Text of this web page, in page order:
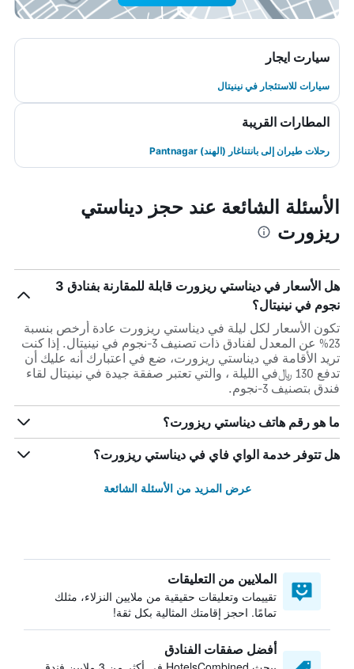
سيارت ايجار
سيارات للاستئجار في نينيتال
المطارات القريبة
رحلات طيران إلى بانتناغار (الهند) Pantnagar
الأسئلة الشائعة عند حجز ديناستي
ريزورت
هل الأسعار في ديناستي ريزورت قابلة للمقارنة بفنادق 3
نجوم في نينيتال؟
تكون الأسعار لكل ليلة في ديناستي ريزورت عادة أرخص بنسبة
23% عن المعدل لفنادق ذات تصنيف 3-نجوم في نينيتال. إذا كنت
تريد الأقامة في ديناستي ريزورت، ضع في اعتبارك أنه عليك أن
تدفع 130 ﷼في الليلة ، والتي تعتبر صفقة جيدة في نينيتال لقاء
فندق بتصنيف 3-نجوم.
ما هو رقم هاتف ديناستي ريزورت؟
هل تتوفر خدمة الواي فاي في ديناستي ريزورت؟
عرض المزيد من الأسئلة الشائعة
الملايين من التعليقات
تقييمات وتعليقات حقيقية من ملايين النزلاء، مثلك
تمامًا. احجز إقامتك المثالية بكل ثقة!
أفضل صفقات الفنادق